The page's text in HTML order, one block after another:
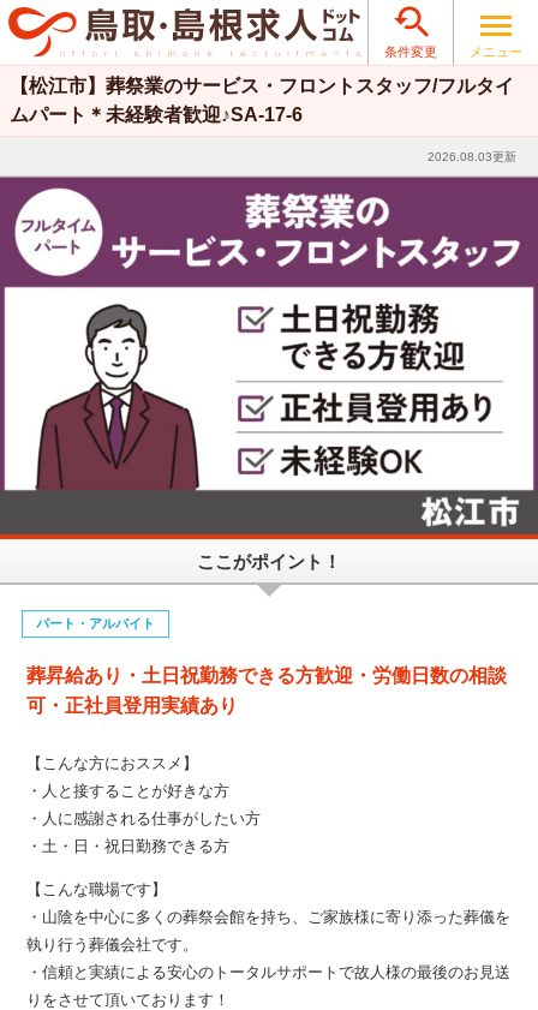

条件変更 メニュー
【松江市】葬祭業のサービス・フロントスタッフ/フルタイ
ムパート＊未経験者歓迎♪SA-17-6
2026.08.03更新
ここがポイント！
パート・アルバイト
葬昇給あり・土日祝勤務できる方歓迎・労働日数の相談
可・正社員登用実績あり
【こんな方におススメ】
・人と接することが好きな方
・人に感謝される仕事がしたい方
・土・日・祝日勤務できる方
【こんな職場です】
・山陰を中心に多くの葬祭会館を持ち、ご家族様に寄り添った葬儀を
執り行う葬儀会社です。
・信頼と実績による安心のトータルサポートで故人様の最後のお見送
りをさせて頂いております！